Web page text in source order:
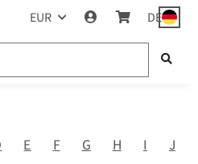
EUR DE
E F G H I
J